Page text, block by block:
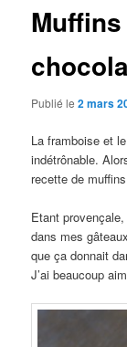
Publié le2 mars
La framboise et
indétrônable.
recette de
Etant
dans mes
que ça donnait
J’ai beaucoup